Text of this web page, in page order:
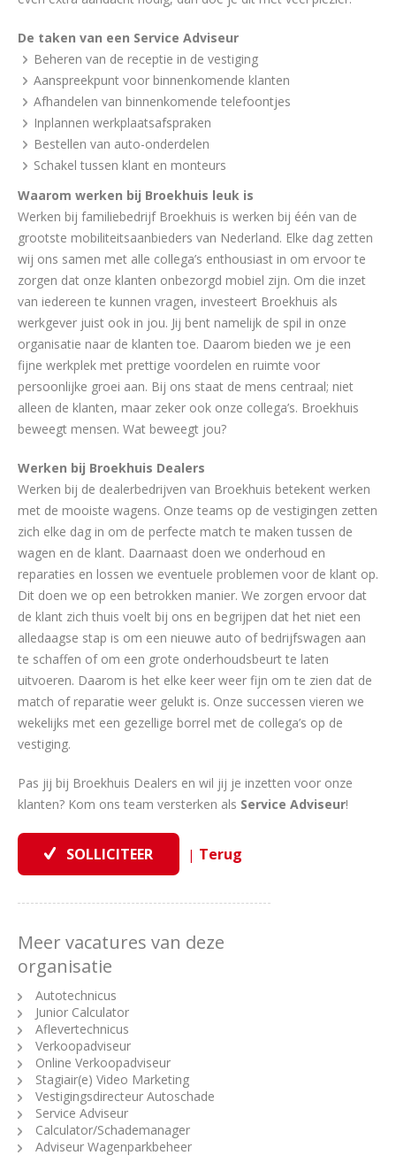
De taken van een Service Adviseur
Beheren van de receptie in de vestiging
Aanspreekpunt voor binnenkomende klanten
Afhandelen van binnenkomende telefoontjes
Inplannen werkplaatsafspraken
Bestellen van auto-onderdelen
Schakel tussen klant en monteurs
Waarom werken bij Broekhuis leuk is
Werken bij familiebedrijf Broekhuis is werken bij één van de
grootste mobiliteitsaanbieders van Nederland. Elke dag zetten
wij ons samen met alle collega’s enthousiast in om ervoor te
zorgen dat onze klanten onbezorgd mobiel zijn. Om die inzet
van iedereen te kunnen vragen, investeert Broekhuis als
werkgever juist ook in jou. Jij bent namelijk de spil in onze
organisatie naar de klanten toe. Daarom bieden we je een
fijne werkplek met prettige voordelen en ruimte voor
persoonlijke groei aan. Bij ons staat de mens centraal; niet
alleen de klanten, maar zeker ook onze collega’s. Broekhuis
beweegt mensen. Wat beweegt jou?
Werken bij Broekhuis Dealers
Werken bij de dealerbedrijven van Broekhuis betekent werken
met de mooiste wagens. Onze teams op de vestigingen zetten
zich elke dag in om de perfecte match te maken tussen de
wagen en de klant. Daarnaast doen we onderhoud en
reparaties en lossen we eventuele problemen voor de klant op.
Dit doen we op een betrokken manier. We zorgen ervoor dat
de klant zich thuis voelt bij ons en begrijpen dat het niet een
alledaagse stap is om een nieuwe auto of bedrijfswagen aan
te schaffen of om een grote onderhoudsbeurt te laten
uitvoeren. Daarom is het elke keer weer fijn om te zien dat de
match of reparatie weer gelukt is. Onze successen vieren we
wekelijks met een gezellige borrel met de collega’s op de
vestiging.
Pas jij bij Broekhuis Dealers en wil jij je inzetten voor onze
klanten? Kom ons team versterken als Service Adviseur!
|
Meer vacatures van deze
organisatie
Autotechnicus
Junior Calculator
Aflevertechnicus
Verkoopadviseur
Online Verkoopadviseur
Stagiair(e) Video Marketing
Vestigingsdirecteur Autoschade
Service Adviseur
Calculator/Schademanager
Adviseur Wagenparkbeheer